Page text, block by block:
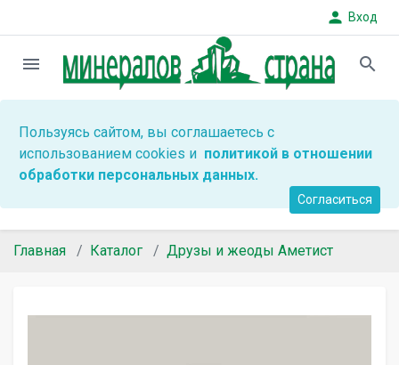
person Вход
menu search
Пользуясь сайтом, вы соглашаетесь с
использованием cookies и политикой в отношении
обработки персональных данных.
Согласиться
Главная Каталог Друзы и жеоды Аметист